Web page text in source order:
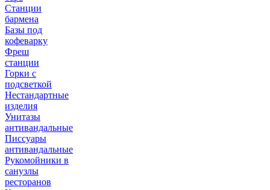
Станции
бармена
Базы под
кофеварку
Фреш
станции
Горки с
подсветкой
Нестандартные
изделия
Унитазы
антивандальные
Писсуары
антивандальные
Рукомойники в
санузлы
ресторанов